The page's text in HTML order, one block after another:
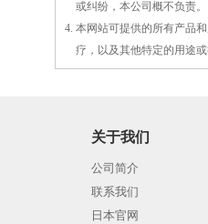
或纠纷，本公司概不负责。
4. 本网站可提供的所有产品
疗，以及其他特定的用途
关于我们
公司简介
联系我们
日本官网